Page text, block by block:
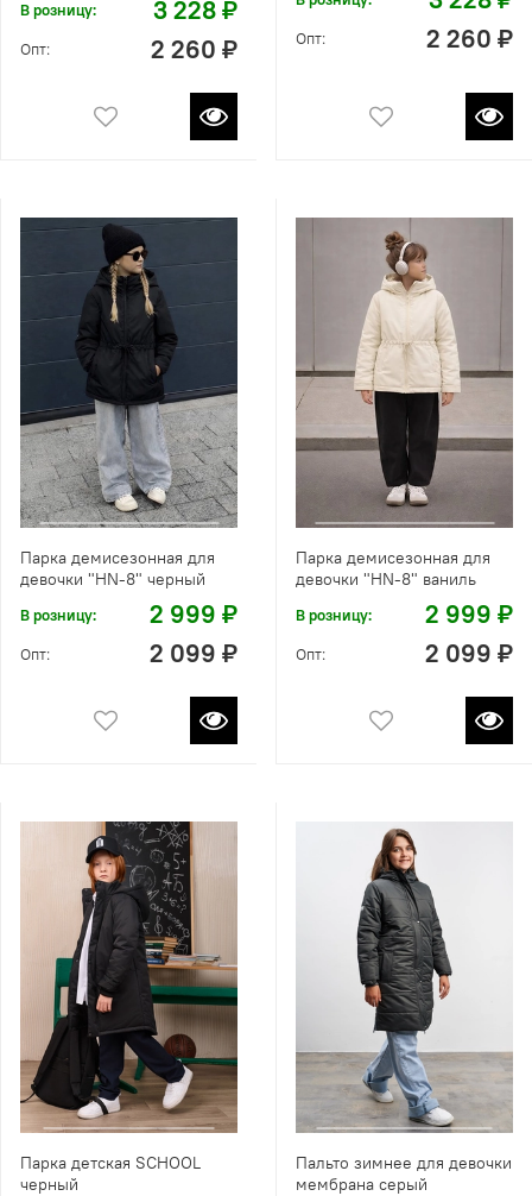
В розницу: 3 228 ₽
Опт: 2 260 ₽ Опт: 2 260 ₽
Парка демисезонная для
девочки "HN-8" черный
В розницу: 2 999 ₽
Опт: 2 099 ₽
Парка демисезонная для
девочки "HN-8" ваниль
В розницу: 2 999 ₽
Опт: 2 099 ₽
Парка детская SCHOOL
черный
Пальто зимнее для девочки
мембрана серый